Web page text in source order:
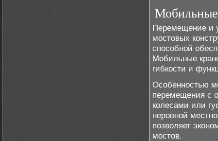
Мобильные
Перемещение и
мостовых
способной
Мобильные
гибкости и
Особенностью
перемещения с
колесами или
неровной
позволяет
мостов.